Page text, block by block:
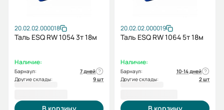
20.02.02.000018
Таль ESQ RW 1054 3т 18м
Наличие:
Барнаул:
7 дней
Другие склады:
9 шт
20.02.02.000019
Таль ESQ RW 1064 5т 18м
Наличие:
Барнаул:
10-14 дней
Другие склады:
2 шт